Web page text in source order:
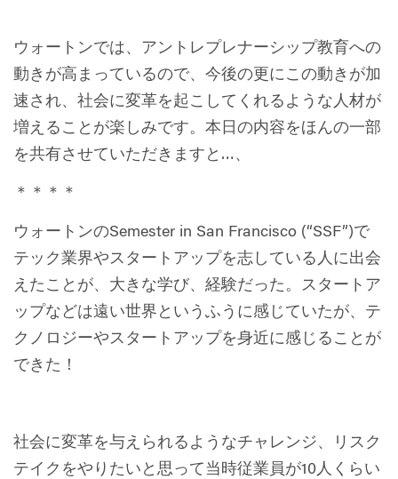
ウォートンでは、アントレプレナーシップ教育への
動きが高まっているので、今後の更にこの動きが加
速され、社会に変革を起こしてくれるような人材が
増えることが楽しみです。本日の内容をほんの一部
を共有させていただきますと…、
＊＊＊＊
ウォートンのSemester in San Francisco (“SSF”)で
テック業界やスタートアップを志している人に出会
えたことが、大きな学び、経験だった。スタートア
ップなどは遠い世界というふうに感じていたが、テ
クノロジーやスタートアップを身近に感じることが
できた！
社会に変革を与えられるようなチャレンジ、リスク
テイクをやりたいと思って当時従業員が10人くらい